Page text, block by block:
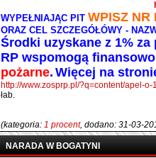
WYPEŁNIAJĄC PIT WPISZ NR
ORAZ CEL SZCZEGÓŁÓWY -
Środki uzyskane z 1%
RP wspomogą
pożarne. Więcej na
http://www.zosprp.pl/?q=content/apel-
łab.
(kategoria: 1 procent, dodano: 31-03-
NARADA W BOGATYNI